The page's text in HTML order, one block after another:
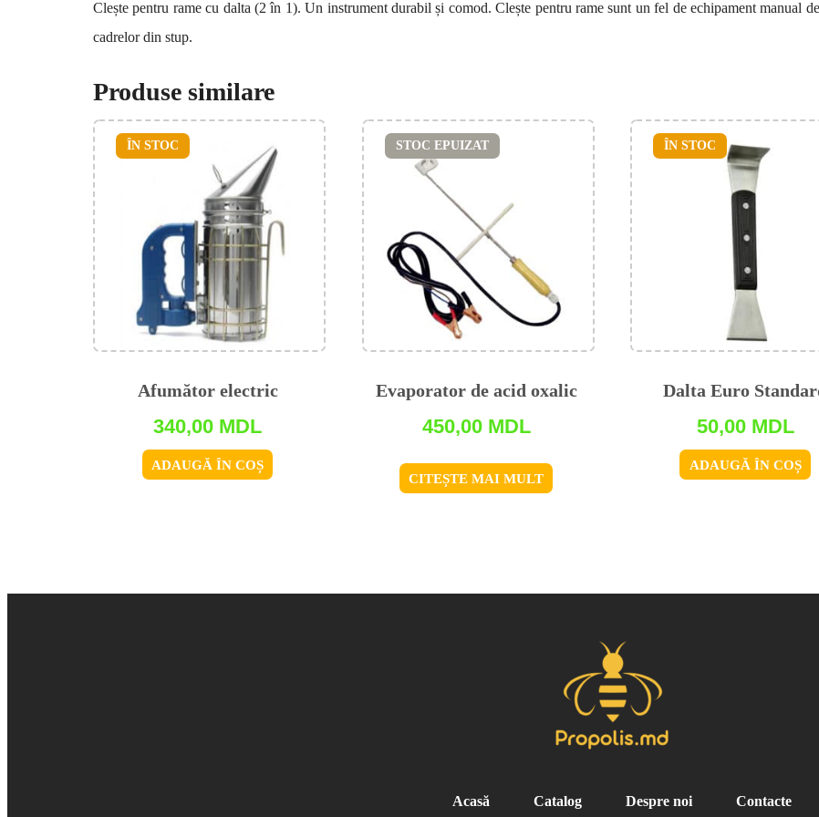
Clește pentru rame cu dalta (2 în 1). Un instrument durabil și comod. Clește pentru rame sunt un fel de echipament manual
cadrelor din stup.
Produse similare
Afumător electric
340,00 MDL
ADAUGĂ ÎN COȘ
ÎN STOC
Evaporator de acid oxalic
450,00 MDL
CITEȘTE MAI MULT
STOC EPUIZAT
Dalta Euro
50,00 MDL
ADAUGĂ ÎN COȘ
ÎN STOC
Acasă Catalog Despre noi Contacte